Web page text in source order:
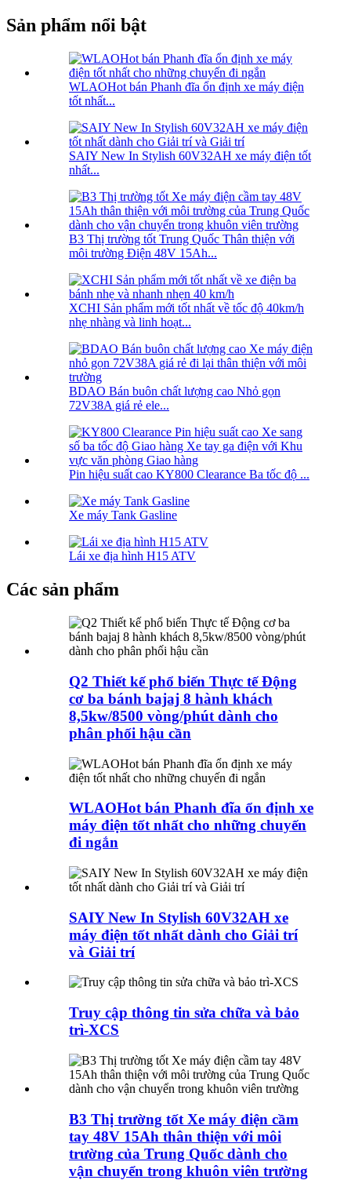
Sản phẩm nổi bật
WLAOHot bán Phanh đĩa ổn định xe máy điện
tốt nhất...
SAIY New In Stylish 60V32AH xe máy điện tốt
nhất...
B3 Thị trường tốt Trung Quốc Thân thiện với
môi trường Điện 48V 15Ah...
XCHI Sản phẩm mới tốt nhất về tốc độ 40km/h
nhẹ nhàng và linh hoạt...
BDAO Bán buôn chất lượng cao Nhỏ gọn
72V38A giá rẻ ele...
Pin hiệu suất cao KY800 Clearance Ba tốc độ ...
Xe máy Tank Gasline
Lái xe địa hình H15 ATV
Các sản phẩm
Q2 Thiết kế phổ biến Thực tế Động
cơ ba bánh bajaj 8 hành khách
8,5kw/8500 vòng/phút dành cho
phân phối hậu cần
WLAOHot bán Phanh đĩa ổn định xe
máy điện tốt nhất cho những chuyến
đi ngắn
SAIY New In Stylish 60V32AH xe
máy điện tốt nhất dành cho Giải trí
và Giải trí
Truy cập thông tin sửa chữa và bảo
trì-XCS
B3 Thị trường tốt Xe máy điện cầm
tay 48V 15Ah thân thiện với môi
trường của Trung Quốc dành cho
vận chuyển trong khuôn viên trường